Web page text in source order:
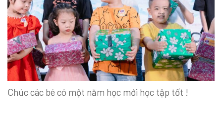
Chúc các bé có một năm học mới học tập tốt !